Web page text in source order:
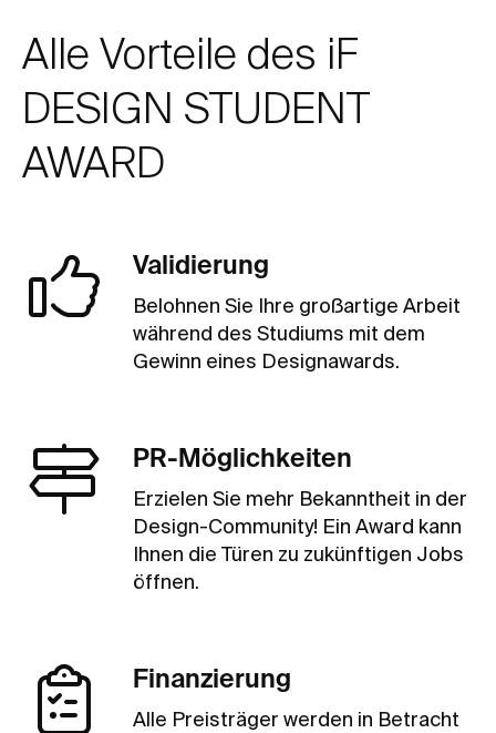
Alle Vorteile des iF
DESIGN STUDENT
AWARD
Validierung
Belohnen Sie Ihre großartige Arbeit
während des Studiums mit dem
Gewinn eines Designawards.
PR-Möglichkeiten
Erzielen Sie mehr Bekanntheit in der
Design-Community! Ein Award kann
Ihnen die Türen zu zukünftigen Jobs
öffnen.
Finanzierung
Alle Preisträger werden in Betracht